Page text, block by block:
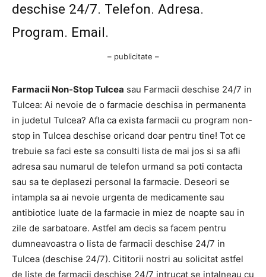
deschise 24/7. Telefon. Adresa.
Program. Email.
– publicitate –
Farmacii Non-Stop Tulcea sau Farmacii deschise 24/7 in
Tulcea: Ai nevoie de o farmacie deschisa in permanenta
in judetul Tulcea? Afla ca exista farmacii cu program non-
stop in Tulcea deschise oricand doar pentru tine! Tot ce
trebuie sa faci este sa consulti lista de mai jos si sa afli
adresa sau numarul de telefon urmand sa poti contacta
sau sa te deplasezi personal la farmacie. Deseori se
intampla sa ai nevoie urgenta de medicamente sau
antibiotice luate de la farmacie in miez de noapte sau in
zile de sarbatoare. Astfel am decis sa facem pentru
dumneavoastra o lista de farmacii deschise 24/7 in
Tulcea (deschise 24/7). Cititorii nostri au solicitat astfel
de liste de farmacii deschise 24/7 intrucat se intalneau cu